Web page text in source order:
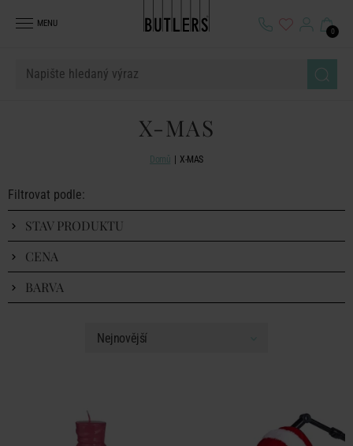
MENU
0
X-MAS
Domů X-MAS
Filtrovat podle:
STAV PRODUKTU
CENA
BARVA